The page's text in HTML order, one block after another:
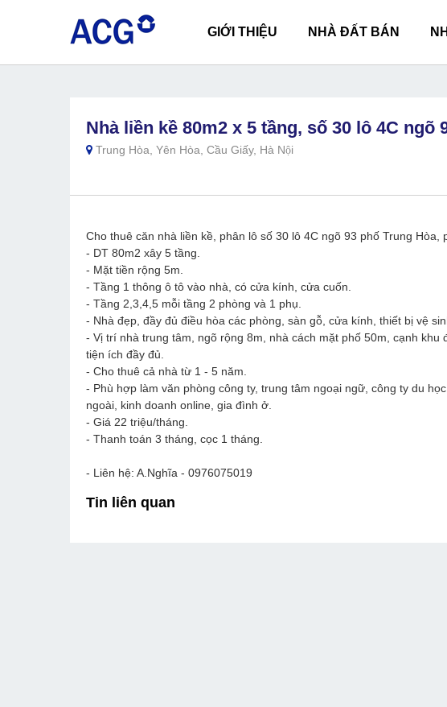
GIỚI THIỆU NHÀ ĐẤT BÁN
Nhà liền kề 80m2 x 5 tầng, số 30 lô 4C ngõ
Trung Hòa, Yên Hòa, Cầu Giấy, Hà Nội
Cho thuê căn nhà liền kề, phân lô số 30 lô 4C ngõ 93 phố Trung Hòa,
- DT 80m2 xây 5 tầng.
- Mặt tiền rộng 5m.
- Tầng 1 thông ô tô vào nhà, có cửa kính, cửa cuốn.
- Tầng 2,3,4,5 mỗi tầng 2 phòng và 1 phụ.
- Nhà đẹp, đầy đủ điều hòa các phòng, sàn gỗ, cửa kính, thiết bị vệ
- Vị trí nhà trung tâm, ngõ rộng 8m, nhà cách mặt phố 50m, cạnh
tiện ích đầy đủ.
- Cho thuê cả nhà từ 1 - 5 năm.
- Phù hợp làm văn phòng công ty, trung tâm ngoại ngữ, công ty du
ngoài, kinh doanh online, gia đình ở.
- Giá 22 triệu/tháng.
- Thanh toán 3 tháng, cọc 1 tháng.
- Liên hệ: A.Nghĩa - 0976075019
Tin liên quan